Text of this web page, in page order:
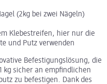
(2kg bei zwei Nägeln)
Klebestreifen, hier nur die
und Putz verwenden
Befestigungslösung, die
kg sicher an empfindlichen
zu befestigen. Dank des